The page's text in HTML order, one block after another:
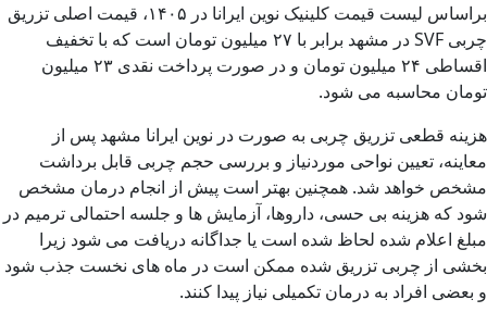
براساس لیست قیمت کلینیک نوین ایرانا در ۱۴۰۵، قیمت اصلی تزریق
چربی SVF در مشهد برابر با ۲۷ میلیون تومان است که با تخفیف
اقساطی ۲۴ میلیون تومان و در صورت پرداخت نقدی ۲۳ میلیون
تومان محاسبه می شود.
هزینه قطعی تزریق چربی به صورت در نوین ایرانا مشهد پس از
معاینه، تعیین نواحی موردنیاز و بررسی حجم چربی قابل برداشت
مشخص خواهد شد. همچنین بهتر است پیش از انجام درمان مشخص
شود که هزینه بی حسی، داروها، آزمایش ها و جلسه احتمالی ترمیم در
مبلغ اعلام شده لحاظ شده است یا جداگانه دریافت می شود زیرا
بخشی از چربی تزریق شده ممکن است در ماه های نخست جذب شود
و بعضی افراد به درمان تکمیلی نیاز پیدا کنند.